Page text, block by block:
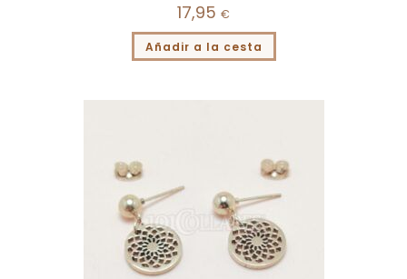
17,95 €
Añadir a la cesta